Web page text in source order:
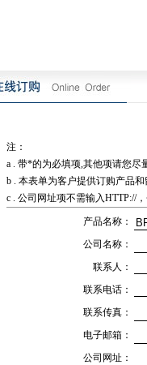
注：
a . 带*的为必填项,其他项请您尽
b . 本表单为客户提供订购产品
c . 公司网址项不需输入HTTP://
产品名称：
公司名称：
联系人：
联系电话：
联系传真：
电子邮箱：
公司网址：